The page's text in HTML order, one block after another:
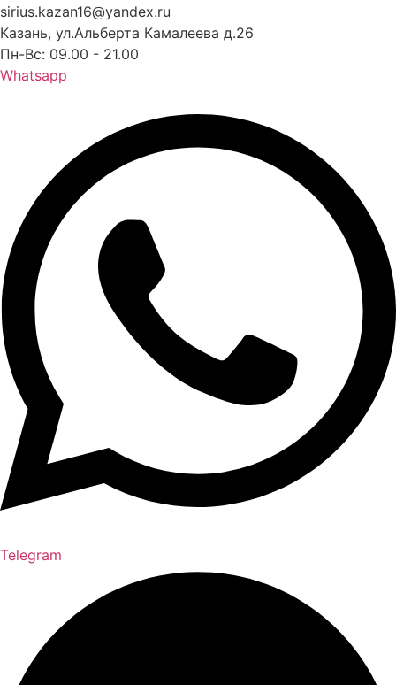
sirius.kazan16@yandex.ru
Казань, ул.Альберта Камалеева д.26
Пн-Вс: 09.00 - 21.00
Whatsapp
Telegram